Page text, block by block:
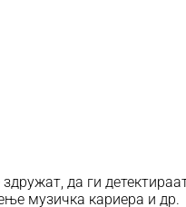
да ги
музичка кариера и др.